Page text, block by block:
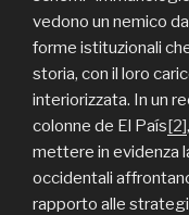
vedono un nemico
forme istituzionali
storia, con il loro
interiorizzata. In un
colonne de El País[2]
mettere in evidenza
occidentali
rapporto alle